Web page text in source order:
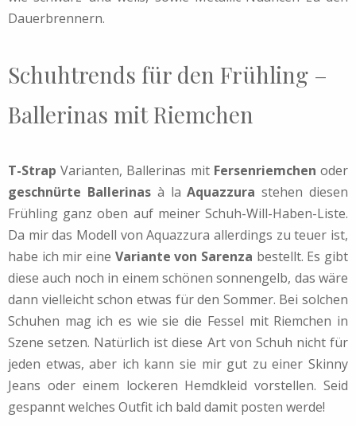
Dauerbrennern.
Schuhtrends für den Frühling –
Ballerinas mit Riemchen
T-Strap Varianten, Ballerinas mit Fersenriemchen oder
geschnürte Ballerinasà laAquazzura stehen diesen
Frühling ganz oben auf meiner Schuh-Will-Haben-Liste.
Da mir das Modell von Aquazzura allerdings zu teuer ist,
habe ich mir eine Variante von Sarenza bestellt. Es gibt
diese auch noch in einem schönen sonnengelb, das wäre
dann vielleicht schon etwas für den Sommer. Bei solchen
Schuhen mag ich es wie sie die Fessel mit Riemchen in
Szene setzen. Natürlich ist diese Art von Schuh nicht für
jeden etwas, aber ich kann sie mir gut zu einer Skinny
Jeans oder einem lockeren Hemdkleid vorstellen. Seid
gespannt welches Outfit ich bald damit posten werde!